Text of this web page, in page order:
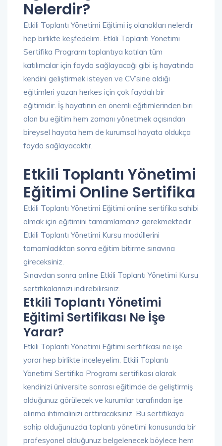
Nelerdir?
Etkili Toplantı Yönetimi Eğitimi iş olanakları nelerdir
hep birlikte keşfedelim. Etkili Toplantı Yönetimi
Sertifika Programı toplantıya katılan tüm
katılımcılar için fayda sağlayacağı gibi iş hayatında
kendini geliştirmek isteyen ve CV’sine aldığı
eğitimleri yazan herkes için çok faydalı bir
eğitimidir. İş hayatının en önemli eğitimlerinden biri
olan bu eğitim hem zamanı yönetmek açısından
bireysel hayata hem de kurumsal hayata oldukça
fayda sağlayacaktır.
Etkili Toplantı Yönetimi
Eğitimi Online Sertifika
Etkili Toplantı Yönetimi Eğitimi online sertifika sahibi
olmak için eğitimini tamamlamanız gerekmektedir.
Etkili Toplantı Yönetimi Kursu modüllerini
tamamladıktan sonra eğitim bitirme sınavına
gireceksiniz.
Sınavdan sonra online Etkili Toplantı Yönetimi Kursu
sertifikalarınızı indirebilirsiniz.
Etkili Toplantı Yönetimi
Eğitimi Sertifikası Ne İşe
Yarar?
Etkili Toplantı Yönetimi Eğitimi sertifikası ne işe
yarar hep birlikte inceleyelim. Etkili Toplantı
Yönetimi Sertifika Programı sertifikası alarak
kendinizi üniversite sonrası eğitimde de geliştirmiş
olduğunuz görülecek ve kurumlar tarafından işe
alınma ihtimalinizi arttıracaksınız. Bu sertifikaya
sahip olduğunuzda toplantı yönetimi konusunda bir
profesyonel olduğunuz belgelenecek böylece hem